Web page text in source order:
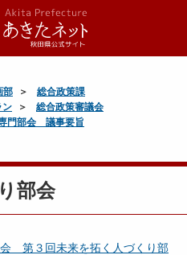
部
総合政策課
ン
総合政策審議会
門部会 議事要旨
部会
第３回未来を拓く人づくり部